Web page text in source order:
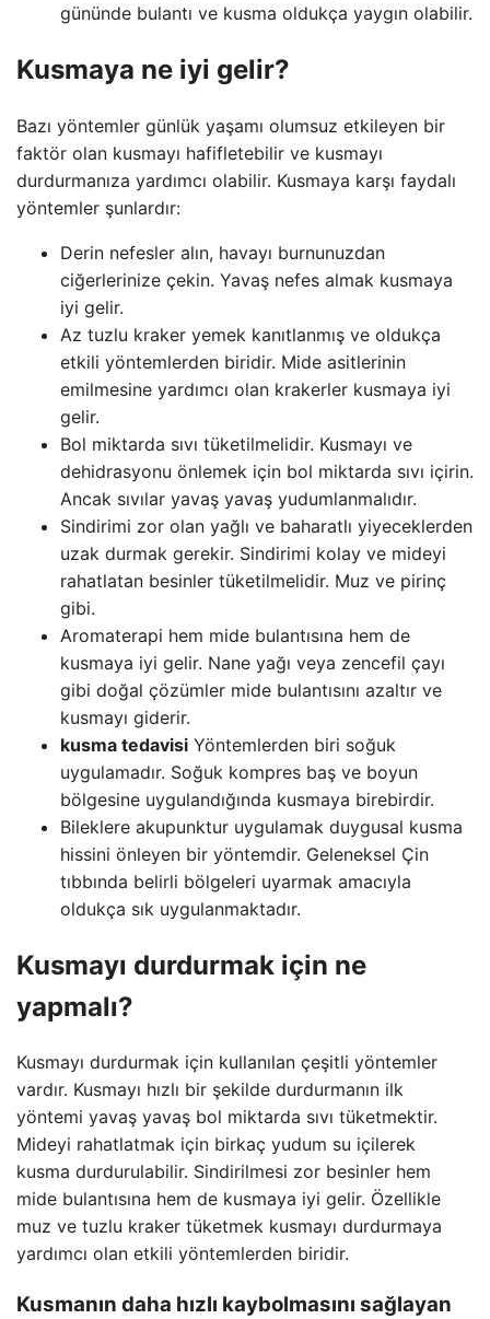
gününde bulantı ve kusma oldukça yaygın olabilir.
Kusmaya ne iyi gelir?
Bazı yöntemler günlük yaşamı olumsuz etkileyen bir
faktör olan kusmayı hafifletebilir ve kusmayı
durdurmanıza yardımcı olabilir. Kusmaya karşı faydalı
yöntemler şunlardır:
Derin nefesler alın, havayı burnunuzdan
ciğerlerinize çekin. Yavaş nefes almak kusmaya
iyi gelir.
Az tuzlu kraker yemek kanıtlanmış ve oldukça
etkili yöntemlerden biridir. Mide asitlerinin
emilmesine yardımcı olan krakerler kusmaya iyi
gelir.
Bol miktarda sıvı tüketilmelidir. Kusmayı ve
dehidrasyonu önlemek için bol miktarda sıvı içirin.
Ancak sıvılar yavaş yavaş yudumlanmalıdır.
Sindirimi zor olan yağlı ve baharatlı yiyeceklerden
uzak durmak gerekir. Sindirimi kolay ve mideyi
rahatlatan besinler tüketilmelidir. Muz ve pirinç
gibi.
Aromaterapi hem mide bulantısına hem de
kusmaya iyi gelir. Nane yağı veya zencefil çayı
gibi doğal çözümler mide bulantısını azaltır ve
kusmayı giderir.
kusma tedavisi Yöntemlerden biri soğuk
uygulamadır. Soğuk kompres baş ve boyun
bölgesine uygulandığında kusmaya birebirdir.
Bileklere akupunktur uygulamak duygusal kusma
hissini önleyen bir yöntemdir. Geleneksel Çin
tıbbında belirli bölgeleri uyarmak amacıyla
oldukça sık uygulanmaktadır.
Kusmayı durdurmak için ne
yapmalı?
Kusmayı durdurmak için kullanılan çeşitli yöntemler
vardır. Kusmayı hızlı bir şekilde durdurmanın ilk
yöntemi yavaş yavaş bol miktarda sıvı tüketmektir.
Mideyi rahatlatmak için birkaç yudum su içilerek
kusma durdurulabilir. Sindirilmesi zor besinler hem
mide bulantısına hem de kusmaya iyi gelir. Özellikle
muz ve tuzlu kraker tüketmek kusmayı durdurmaya
yardımcı olan etkili yöntemlerden biridir.
Kusmanın daha hızlı kaybolmasını sağlayan